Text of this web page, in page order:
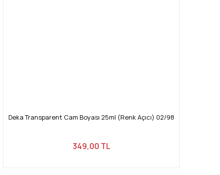
Deka Transparent Cam Boyası 25ml (Renk Açıcı) 02/98
349,00 TL